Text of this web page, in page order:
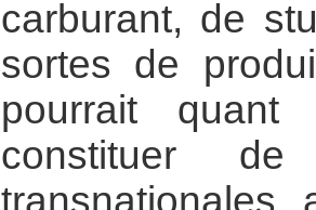
carburant, de
sortes de
pourrait
constituer de
transnationales,